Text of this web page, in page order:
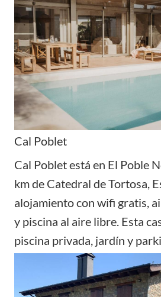
Cal Poblet
Cal Poblet está en El Poble
km de Catedral de Tortosa,
alojamiento con wifi gratis,
y piscina al aire libre. Esta
piscina privada, jardín y